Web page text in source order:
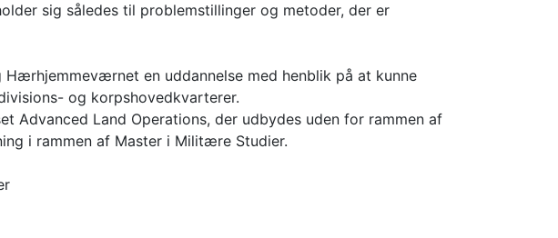
sig således til problemstillinger og metoder, der er
en uddannelse med henblik på at kunne
og korpshovedkvarterer.
Advanced Land Operations, der udbydes uden for rammen af
i rammen af Master i Militære Studier.